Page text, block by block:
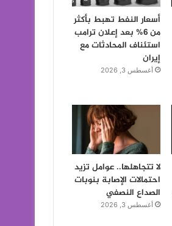
أسعار النفط تهبط بأكثر
من 6% بعد إعلان ترامب
استئناف المحادثات مع
إيران
أغسطس 3, 2026
لا تتجاهلها.. عوامل تزيد
احتمالات الإصابة بنوبات
الصداع النصفي
أغسطس 3, 2026